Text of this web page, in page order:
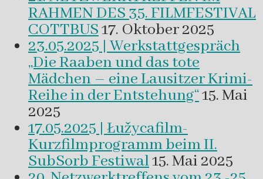
RAHMEN DES 35. FILMFESTIVAL
COTTBUS17. Oktober 2025
23.05.2025 | Werkstattgespräch
„Die Raaben und das tote
Mädchen – eine Lausitzer Krimi-
Reihe in der Entstehung“15. Mai
2025
17.05.2025 | Łužycafilm-
Kurzfilmprogramm beim II.
SubSorb Festiwal15. Mai 2025